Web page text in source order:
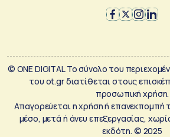
© ONE DIGITAL Το σύνολο του
του ot.gr διατίθεται στους
προσωπική χρήση.
Απαγορεύεται η χρήση ή επανεκπομπή
μέσο, μετά ή άνευ επεξεργασίας,
εκδότη. © 2025